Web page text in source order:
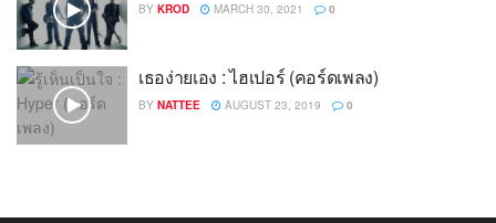
BY KROD MARCH 30, 2021 0
เธอง่ายเอง : ไฮเปอร์ (คอร์ดเพลง)
BY NATTEE AUGUST 23, 2019 0